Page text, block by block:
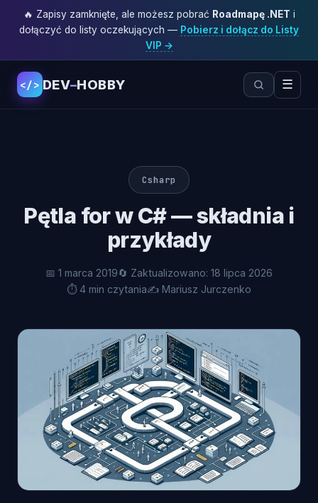
🔥 Zapisy zamknięte, ale możesz pobrać Roadmapę .NET i
dołączyć do listy oczekujących — Pobierz i dołącz do Listy
VIP →
</> DEV–HOBBY ☰
Csharp
Pętla for w C# — składnia i
przykłady
📅 1 marca 2019🔄 Zaktualizowano: 18 lipca 2026
⏱ 4 min czytania✍️ Mariusz Jurczenko